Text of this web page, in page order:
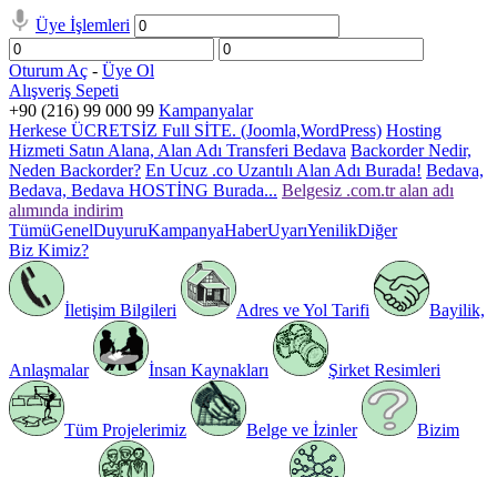
Üye İşlemleri
Oturum Aç - Üye Ol
Alışveriş Sepeti
+90 (216) 99 000 99 Kampanyalar
Herkese ÜCRETSİZ Full SİTE. (Joomla,WordPress) Hosting
Hizmeti Satın Alana, Alan Adı Transferi Bedava Backorder Nedir,
Neden Backorder? En Ucuz .co Uzantılı Alan Adı Burada! Bedava,
Bedava, Bedava HOSTİNG Burada... Belgesiz .com.tr alan adı
alımında indirim
TümüGenelDuyuruKampanyaHaberUyarıYenilikDiğer
Biz Kimiz?
İletişim Bilgileri Adres ve Yol Tarifi Bayilik,
Anlaşmalar İnsan Kaynakları Şirket Resimleri
Tüm Projelerimiz Belge ve İzinler Bizim